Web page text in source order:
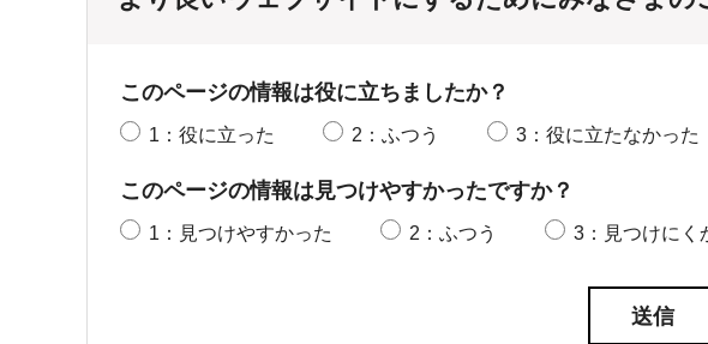
このページの情報は役に立ちましたか？
1：役に立った 2：ふつう 3：役に立たなかった
このページの情報は見つけやすかったですか？
1：見つけやすかった 2：ふつう 3：見つけにく